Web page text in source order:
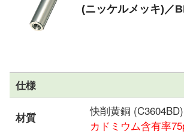
ログイン
注文・見積りについて
お問い合わせ窓口
会社情報
(ニッケルメッキ)／
仕様
材質
快削黄銅 (C3604BD)
カドミウム含有率